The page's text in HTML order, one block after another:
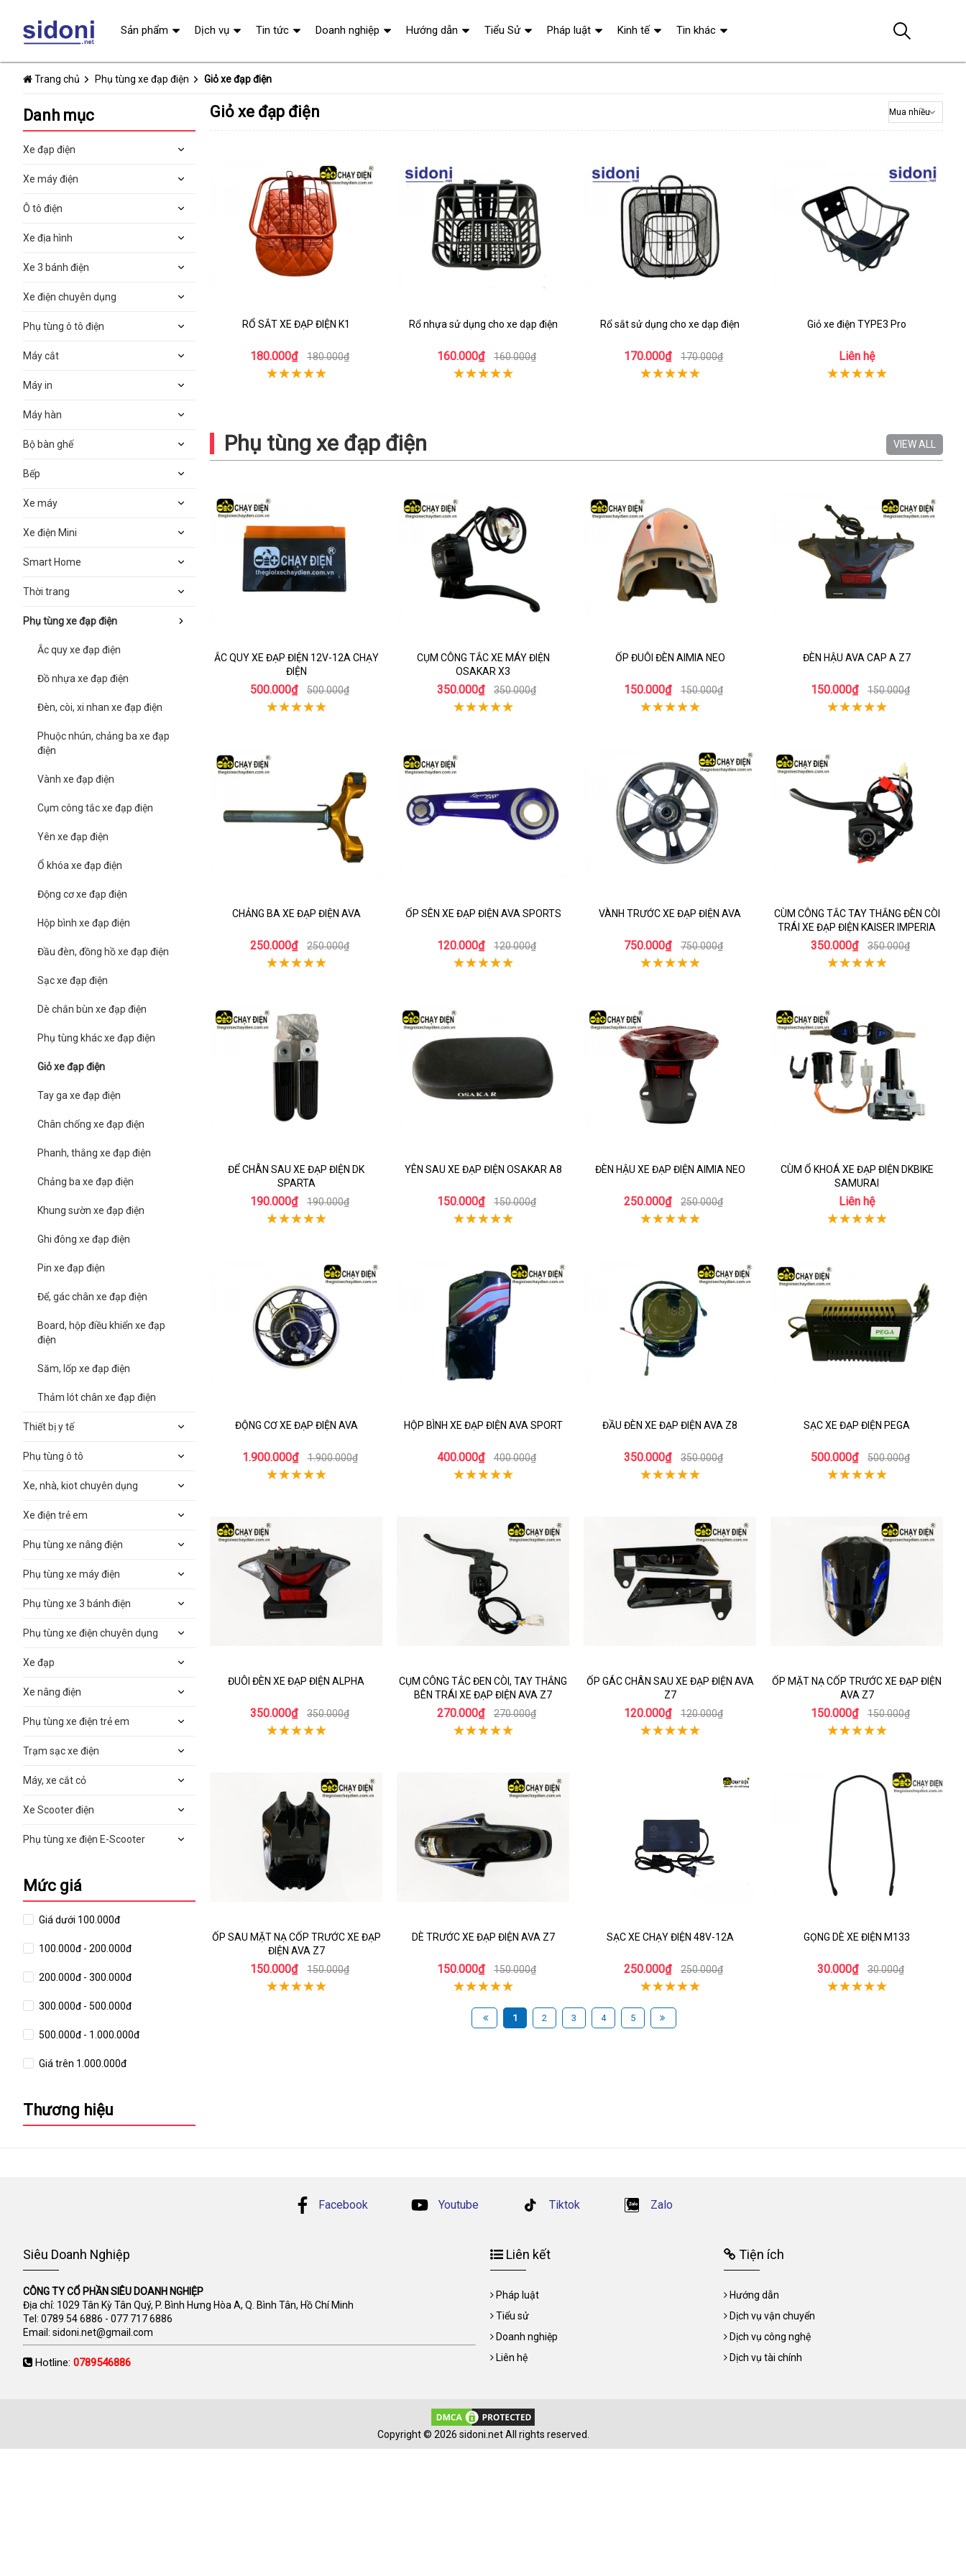
Trang chủ Phụ tùng xe đạp điện Giỏ xe đạp điện
Giỏ xe đạp điện
RỔ SẮT XE ĐẠP ĐIỆN K1
180.000₫ 180.000₫
Rổ nhựa sử dụng cho xe dạp điện
160.000₫ 160.000₫
Rổ sắt sử dụng cho xe dạp điện
170.000₫ 170.000₫
Giỏ xe điện TYPE3 Pro
Liên hệ
Phụ tùng xe đạp điện VIEW ALL
ẮC QUY XE ĐẠP ĐIỆN 12V-12A CHẠY
ĐIỆN
500.000₫ 500.000₫
CỤM CÔNG TẮC XE MÁY ĐIỆN
OSAKAR X3
350.000₫ 350.000₫
ỐP ĐUÔI ĐÈN AIMIA NEO
150.000₫ 150.000₫
ĐÈN HẬU AVA CAP A Z7
150.000₫ 150.000₫
CHẢNG BA XE ĐẠP ĐIỆN AVA
250.000₫ 250.000₫
ỐP SÊN XE ĐẠP ĐIỆN AVA SPORTS
120.000₫ 120.000₫
VÀNH TRƯỚC XE ĐẠP ĐIỆN AVA
750.000₫ 750.000₫
CÙM CÔNG TẮC TAY THẮNG ĐÈN CÒI
TRÁI XE ĐẠP ĐIỆN KAISER IMPERIA
350.000₫ 350.000₫
ĐỂ CHÂN SAU XE ĐẠP ĐIỆN DK
SPARTA
190.000₫ 190.000₫
YÊN SAU XE ĐẠP ĐIỆN OSAKAR A8
150.000₫ 150.000₫
ĐÈN HẬU XE ĐẠP ĐIỆN AIMIA NEO
250.000₫ 250.000₫
CÙM Ổ KHOÁ XE ĐẠP ĐIỆN DKBIKE
SAMURAI
Liên hệ
ĐỘNG CƠ XE ĐẠP ĐIỆN AVA
1.900.000₫ 1.900.000₫
HỘP BÌNH XE ĐẠP ĐIỆN AVA SPORT
400.000₫ 400.000₫
ĐẦU ĐÈN XE ĐẠP ĐIỆN AVA Z8
350.000₫ 350.000₫
SẠC XE ĐẠP ĐIỆN PEGA
500.000₫ 500.000₫
ĐUÔI ĐÈN XE ĐẠP ĐIỆN ALPHA
350.000₫ 350.000₫
CỤM CÔNG TẮC ĐEN CÒI, TAY THẮNG
BÊN TRÁI XE ĐẠP ĐIỆN AVA Z7
270.000₫ 270.000₫
ỐP GÁC CHÂN SAU XE ĐẠP ĐIỆN AVA
Z7
120.000₫ 120.000₫
ỐP MẶT NẠ CỐP TRƯỚC XE ĐẠP ĐIỆN
AVA Z7
150.000₫ 150.000₫
ỐP SAU MẶT NẠ CỐP TRƯỚC XE ĐẠP
ĐIỆN AVA Z7
150.000₫ 150.000₫
DÈ TRƯỚC XE ĐẠP ĐIỆN AVA Z7
150.000₫ 150.000₫
SẠC XE CHẠY ĐIỆN 48V-12A
250.000₫ 250.000₫
GỌNG DÈ XE ĐIỆN M133
30.000₫ 30.000₫
1 2 3 4 5
Danh mục
Xe đạp điện
Xe máy điện
Ô tô điện
Xe địa hình
Xe 3 bánh điện
Xe điện chuyên dụng
Phụ tùng ô tô điện
Máy cắt
Máy in
Máy hàn
Bộ bàn ghế
Bếp
Xe máy
Xe điện Mini
Smart Home
Thời trang
Phụ tùng xe đạp điện
Ắc quy xe đạp điện
Đồ nhựa xe đạp điện
Đèn, còi, xi nhan xe đạp điện
Phuộc nhún, chảng ba xe đạp
điện
Vành xe đạp điện
Cụm công tắc xe đạp điện
Yên xe đạp điện
Ổ khóa xe đạp điện
Động cơ xe đạp điện
Hộp bình xe đạp điện
Đầu đèn, đồng hồ xe đạp điện
Sạc xe đạp điện
Dè chắn bùn xe đạp điện
Phụ tùng khác xe đạp điện
Giỏ xe đạp điện
Tay ga xe đạp điện
Chân chống xe đạp điện
Phanh, thắng xe đạp điện
Chảng ba xe đạp điện
Khung sườn xe đạp điện
Ghi đông xe đạp điện
Pin xe đạp điện
Để, gác chân xe đạp điện
Board, hộp điều khiển xe đạp
điện
Săm, lốp xe đạp điện
Thảm lót chân xe đạp điện
Thiết bị y tế
Phụ tùng ô tô
Xe, nhà, kiot chuyên dụng
Xe điện trẻ em
Phụ tùng xe nâng điện
Phụ tùng xe máy điện
Phụ tùng xe 3 bánh điện
Phụ tùng xe điện chuyên dụng
Xe đạp
Xe nâng điện
Phụ tùng xe điện trẻ em
Trạm sạc xe điện
Máy, xe cắt cỏ
Xe Scooter điện
Phụ tùng xe điện E-Scooter
Mức giá
Giá dưới 100.000đ
100.000đ - 200.000đ
200.000đ - 300.000đ
300.000đ - 500.000đ
500.000đ - 1.000.000đ
Giá trên 1.000.000đ
Thương hiệu
Sản phẩm Dịch vụ Tin tức Doanh nghiệp Hướng dẫn Tiểu Sử Pháp luật Kinh tế Tin khác
Facebook Youtube Tiktok Zalo
Siêu Doanh Nghiệp
CÔNG TY CỔ PHẦN SIÊU DOANH NGHIỆP
Địa chỉ: 1029 Tân Kỳ Tân Quý, P. Bình Hưng Hòa A, Q. Bình Tân, Hồ Chí Minh
Tel: 0789 54 6886 - 077 717 6886
Email: sidoni.net@gmail.com
Hotline: 0789546886
Liên kết
Pháp luật
Tiểu sử
Doanh nghiệp
Liên hệ
Tiện ích
Hướng dẫn
Dịch vụ vận chuyển
Dịch vụ công nghệ
Dịch vụ tài chính
Copyright © 2026 sidoni.net All rights reserved.